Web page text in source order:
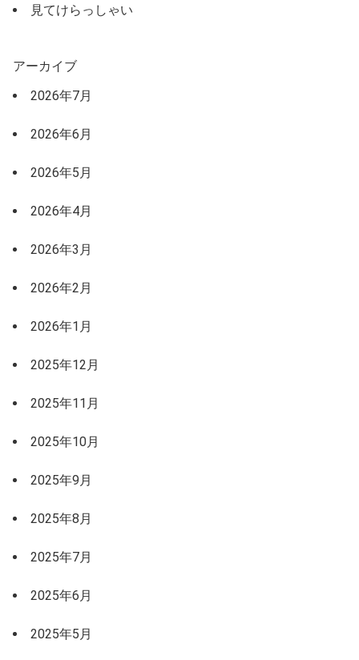
見てけらっしゃい
アーカイブ
2026年7月
2026年6月
2026年5月
2026年4月
2026年3月
2026年2月
2026年1月
2025年12月
2025年11月
2025年10月
2025年9月
2025年8月
2025年7月
2025年6月
2025年5月